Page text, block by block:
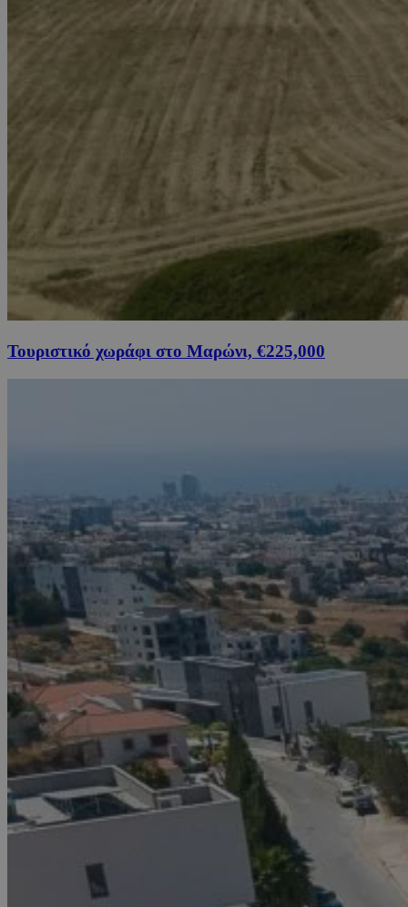
Τουριστικό χωράφι στο Μαρώνι, €225,000